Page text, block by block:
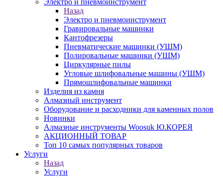
Электро и пневмоинструмент
Назад
Электро и пневмоинструмент
Гравировальные машинки
Кантофрезеры
Пневматические машинки (УШМ)
Полировальные машинки (УШМ)
Циркулярные пилы
Угловые шлифовальные машины (УШМ)
Прямошлифовальные машинки
Изделия из камня
Алмазный инструмент
Оборудование и расходники для каменных полов
Новинки
Алмазные инструменты Woosuk Ю.КОРЕЯ
АКЦИОННЫЙ ТОВАР
Топ 10 самых популярных товаров
Услуги
Назад
Услуги